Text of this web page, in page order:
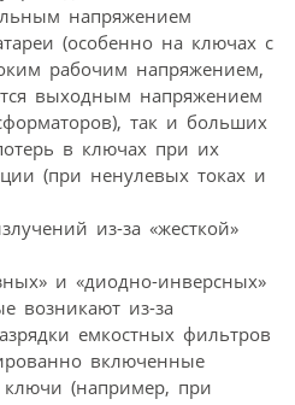
напряжением
(особенно на ключах с
рабочим напряжением,
выходным напряжением
так и больших
в ключах при их
(при ненулевых токах и
из-за «жесткой»
и «диодно-инверсных»
возникают из-за
емкостных фильтров
включенные
ключи (например, при